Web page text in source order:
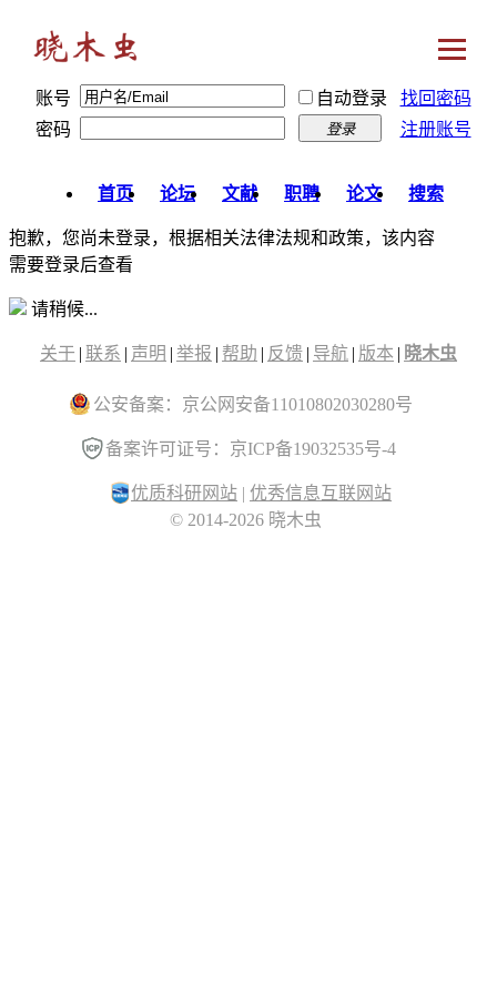
账号 自动登录
找回密码
密码
登录 注册账号
首页 论坛 文献 职聘 论文 搜索
抱歉，您尚未登录，根据相关法律法规和政策，该内容
需要登录后查看
请稍候...
关于 | 联系 | 声明 | 举报 | 帮助 | 反馈 | 导航 | 版本 | 晓木虫
公安备案：京公网安备11010802030280号
备案许可证号：京ICP备19032535号-4
优质科研网站 | 优秀信息互联网站
© 2014-2026 晓木虫